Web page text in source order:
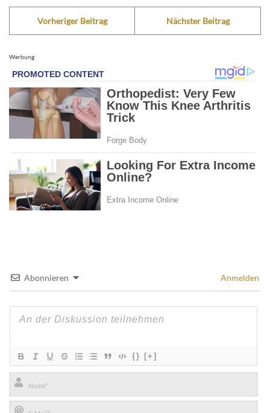
Vorheriger Beitrag Nächster Beitrag
Werbung
Abonnieren Anmelden
{} [+]
Name*